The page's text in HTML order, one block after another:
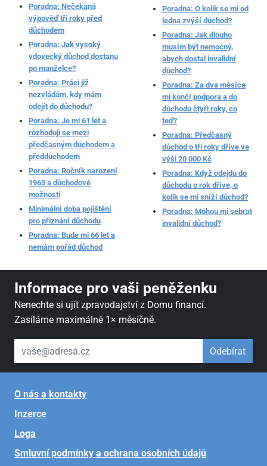
Poradna: Nečekaná
výpověď tři roky před
důchodem
Poradna: Jak vysoký
vdovecký důchod dostanu
po manželce?
Poradna: Práci již
nezvládám, kdy mám
odejít do důchodu?
Poradna: Je mi 61 let a
rozhoduji se mezi
předčasným důchodem a
předdůchodem
Poradna: Ročník narození
1963 a důchodové
možnosti
Minimální doba pojištění
pro přiznání důchodu
Poradna: Bude mi 66 let a
nemám pořád důchod
Poradna: O kolik se mi od
ledna zvýší důchod?
Poradna: Jak dlouho
musím být nemocný,
abych dostal invalidní
důchod?
Poradna: Za dva měsíce
mi končí podpora a do
důchodu čtyři roky, co
teď?
Poradna: Předčasný
důchod o tři roky dříve ve
výši 20 000 Kč
Poradna: Když odejdu do
důchodu o rok dříve, o
kolik se mi sníží důchod?
Poradna: Mohou mi sebrat
invalidní důchod?
Informace pro vaši peněženku
Nenechte si ujít zpravodajství z Domu financí.
Zasíláme maximálně 1× měsíčně.
váš email Odebírat
O nás a kontakty
Inzerce
Loga
Smluvní podmínky a ochrana osobních údajů